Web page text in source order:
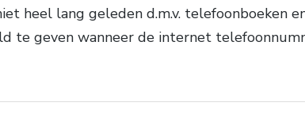
heel lang geleden d.m.v. telefoonboeken
te geven wanneer de internet